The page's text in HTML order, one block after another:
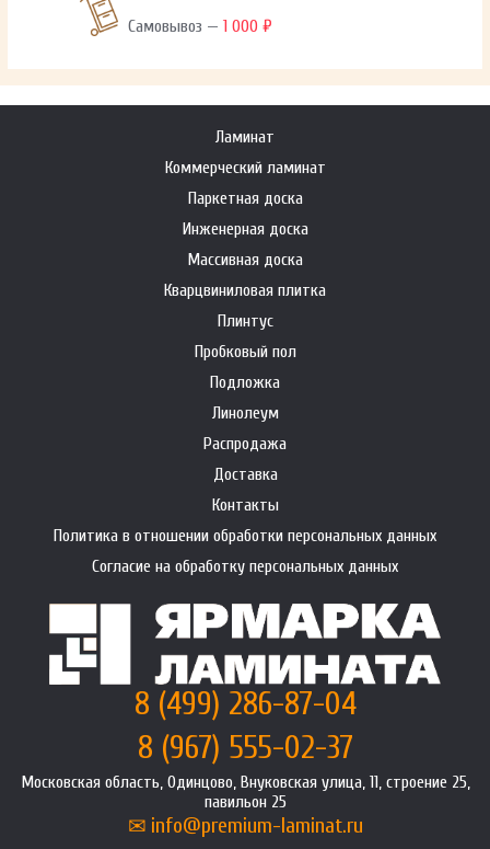
Самовывоз —1 000 ₽
Ламинат
Коммерческий ламинат
Паркетная доска
Инженерная доска
Массивная доска
Кварцвиниловая плитка
Плинтус
Пробковый пол
Подложка
Линолеум
Распродажа
Доставка
Контакты
Политика в отношении обработки персональных данных
Согласие на обработку персональных данных
8 (499) 286-87-04
8 (967) 555-02-37
Московская область, Одинцово, Внуковская улица, 11, строение 25,
павильон 25
info@premium-laminat.ru